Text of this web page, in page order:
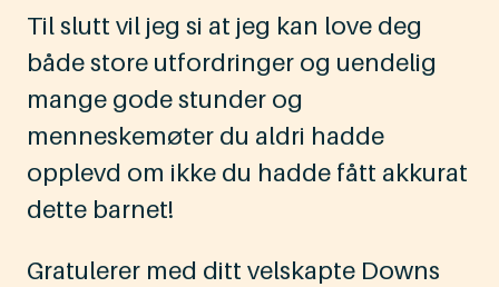
Til slutt vil jeg si at jeg kan love deg
både store utfordringer og uendelig
mange gode stunder og
menneskemøter du aldri hadde
opplevd om ikke du hadde fått akkurat
dette barnet!
Gratulerer med ditt velskapte Downs